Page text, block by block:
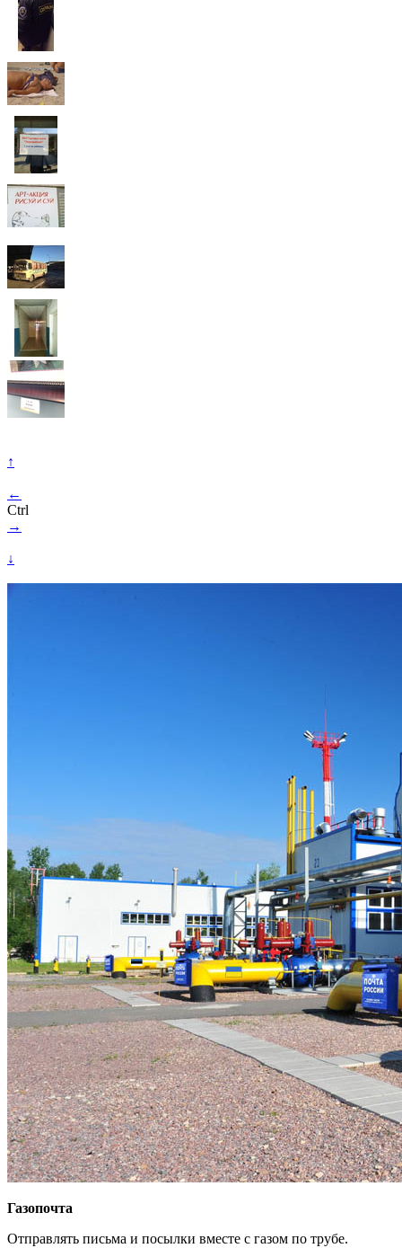
↑
←
Ctrl
→
↓
Газопочта
Отправлять письма и посылки вместе с газом по трубе.